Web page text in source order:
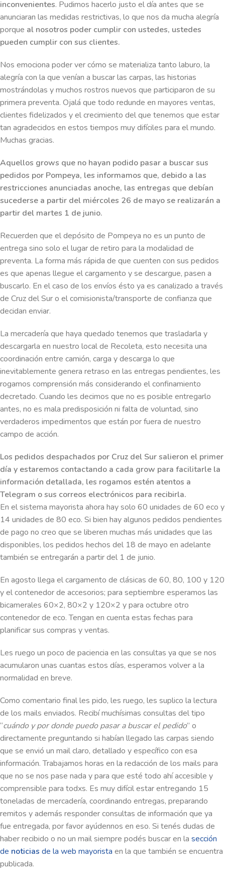
inconvenientes. Pudimos hacerlo justo el día antes que se
anunciaran las medidas restrictivas, lo que nos da mucha alegría
porque al nosotros poder cumplir con ustedes, ustedes
pueden cumplir con sus clientes.
Nos emociona poder ver cómo se materializa tanto laburo, la
alegría con la que venían a buscar las carpas, las historias
mostrándolas y muchos rostros nuevos que participaron de su
primera preventa. Ojalá que todo redunde en mayores ventas,
clientes fidelizados y el crecimiento del que tenemos que estar
tan agradecidos en estos tiempos muy difíciles para el mundo.
Muchas gracias.
Aquellos grows que no hayan podido pasar a buscar sus
pedidos por Pompeya, les informamos que, debido a las
restricciones anunciadas anoche, las entregas que debían
sucederse a partir del miércoles 26 de mayo se realizarán a
partir del martes 1 de junio.
Recuerden que el depósito de Pompeya no es un punto de
entrega sino solo el lugar de retiro para la modalidad de
preventa. La forma más rápida de que cuenten con sus pedidos
es que apenas llegue el cargamento y se descargue, pasen a
buscarlo. En el caso de los envíos ésto ya es canalizado a través
de Cruz del Sur o el comisionista/transporte de confianza que
decidan enviar.
La mercadería que haya quedado tenemos que trasladarla y
descargarla en nuestro local de Recoleta, esto necesita una
coordinación entre camión, carga y descarga lo que
inevitablemente genera retraso en las entregas pendientes, les
rogamos comprensión más considerando el confinamiento
decretado. Cuando les decimos que no es posible entregarlo
antes, no es mala predisposición ni falta de voluntad, sino
verdaderos impedimentos que están por fuera de nuestro
campo de acción.
Los pedidos despachados por Cruz del Sur salieron el primer
día y estaremos contactando a cada grow para facilitarle la
información detallada, les rogamos estén atentos a
Telegram o sus correos electrónicos para recibirla.
En el sistema mayorista ahora hay solo 60 unidades de 60 eco y
14 unidades de 80 eco. Si bien hay algunos pedidos pendientes
de pago no creo que se liberen muchas más unidades que las
disponibles, los pedidos hechos del 18 de mayo en adelante
también se entregarán a partir del 1 de junio.
En agosto llega el cargamento de clásicas de 60, 80, 100 y 120
y el contenedor de accesorios; para septiembre esperamos las
bicamerales 60×2, 80×2 y 120×2 y para octubre otro
contenedor de eco. Tengan en cuenta estas fechas para
planificar sus compras y ventas.
Les ruego un poco de paciencia en las consultas ya que se nos
acumularon unas cuantas estos días, esperamos volver a la
normalidad en breve.
Como comentario final les pido, les ruego, les suplico la lectura
de los mails enviados. Recibí muchísimas consultas del tipo
“cuándo y por donde puedo pasar a buscar el pedido” o
directamente preguntando si habían llegado las carpas siendo
que se envió un mail claro, detallado y específico con esa
información. Trabajamos horas en la redacción de los mails para
que no se nos pase nada y para que esté todo ahí accesible y
comprensible para todxs. Es muy difícil estar entregando 15
toneladas de mercadería, coordinando entregas, preparando
remitos y además responder consultas de información que ya
fue entregada, por favor ayúdennos en eso. Si tenés dudas de
haber recibido o no un mail siempre podés buscar en la sección
de noticias de la web mayorista en la que también se encuentra
publicada.